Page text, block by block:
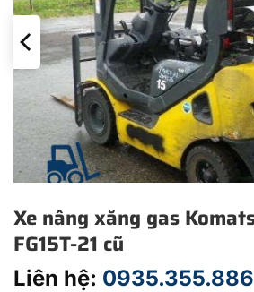
Xe nâng xăng gas
FG15T-21 cũ
Liên hệ: 0935.355.886